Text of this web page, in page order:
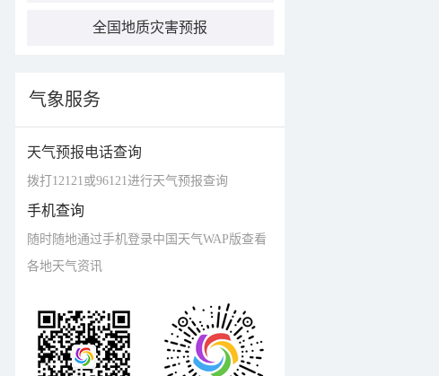
全国地质灾害预报
气象服务
天气预报电话查询
拨打12121或96121进行天气预报查询
手机查询
随时随地通过手机登录中国天气WAP版查看
各地天气资讯